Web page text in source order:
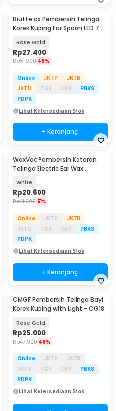
Biutte.co Pembersih Telinga
Korek Kuping Ear Spoon LED 7
Rose Gold
Rp27.400
Rp51.900 48%
Online JKTP
JKTB
JKTU
TGR CKP
PBKS
PDPK
Lihat Ketersediaan Stok
+ Keranjang
WaxVac Pembersih Kotoran
Telinga Electric Ear Wax
White
Rp20.600
Rp41.900 51%
Online JKTP
JKTB
JKTU
TGR CKP
PBKS
PDPK
Lihat Ketersediaan Stok
+ Keranjang
CMGF Pembersih Telinga Bayi
Korek Kuping with Light - CG18
Rose Gold
Rp25.000
Rp47.900 48%
Online JKTP
JKTB
JKTU
TGR CKP
PBKS
PDPK
Lihat Ketersediaan Stok